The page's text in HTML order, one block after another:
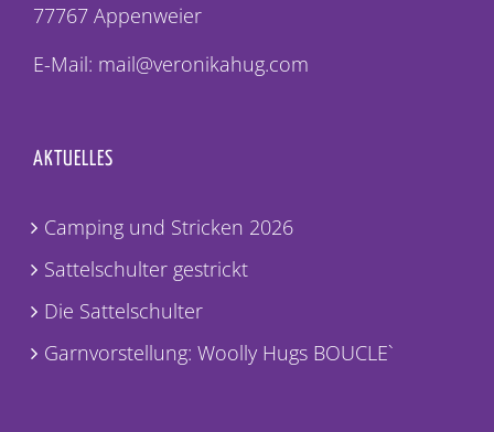
77767 Appenweier
E-Mail: mail@veronikahug.com
AKTUELLES
Camping und Stricken 2026
Sattelschulter gestrickt
Die Sattelschulter
Garnvorstellung: Woolly Hugs BOUCLE`